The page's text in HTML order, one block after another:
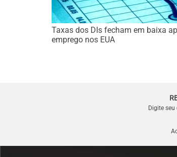
Taxas dos DIs fecham em baixa
emprego nos EUA
Digite